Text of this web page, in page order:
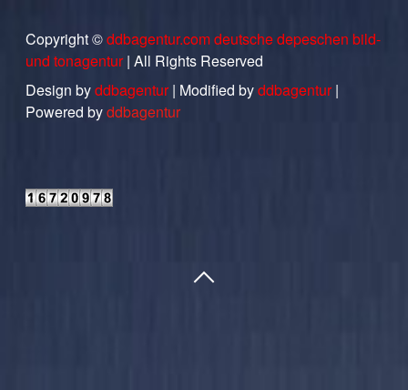
Copyright ©ddbagentur.com deutsche depeschen bild-
und tonagentur| All Rights Reserved
Design byddbagentur| Modified byddbagentur|
Powered byddbagentur